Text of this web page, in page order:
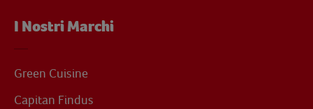
I Nostri Marchi
Green Cuisine
Capitan Findus